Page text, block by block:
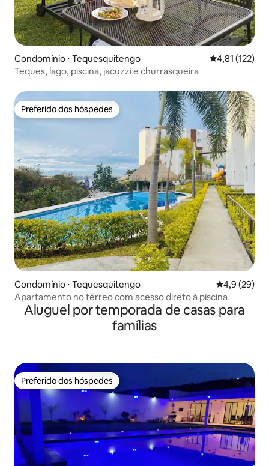
Condomínio ⋅ Tequesquitengo 4,81 de uma
4,81 (122)
Teques, lago, piscina, jacuzzi e churrasqueira
Preferido dos hóspedes
Preferido dos hóspedes
Condomínio ⋅ Tequesquitengo 4,9 de uma
4,9 (29)
Apartamento no térreo com acesso direto à piscina
Aluguel por temporada de casas para
famílias
Preferido dos hóspedes
Preferido dos hóspedes